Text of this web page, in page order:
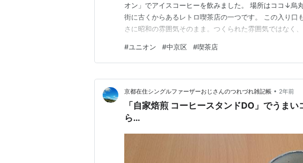
オン」でアイスコーヒーを飲みました。 場所はココ↓烏
街に古くからあるレトロ喫茶店の一つです。 この入り口
さに昭和の雰囲気そのまま。つくられた雰囲気ではなく
ったです。実は、オーバーツーリズムとは無縁の喫茶店
ていいのかな、と思いますが…。 アンカーのイヤホンが…
#ユニオン #中京区 #喫茶店
京都在住シングルファーザーおじさんのつれづれ雑記帳 • 2年前
「自家焙煎 コーヒースタンドDO」でうま
ら…